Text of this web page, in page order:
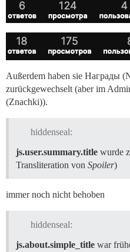
Außerdem haben sie Награды
zurückgewechselt (aber im
(Znachki)).
hiddenseal:
js.user.summary.title wurde
Transliteration von Spoiler)
immer noch nicht behoben
hiddenseal:
js.about.simple_title war